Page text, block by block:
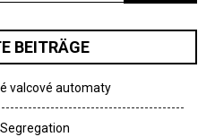
BEITRÄGE
valcové automaty